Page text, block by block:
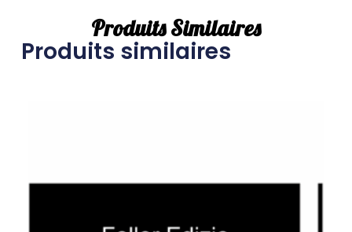
Produits Similaires
Produits similaires